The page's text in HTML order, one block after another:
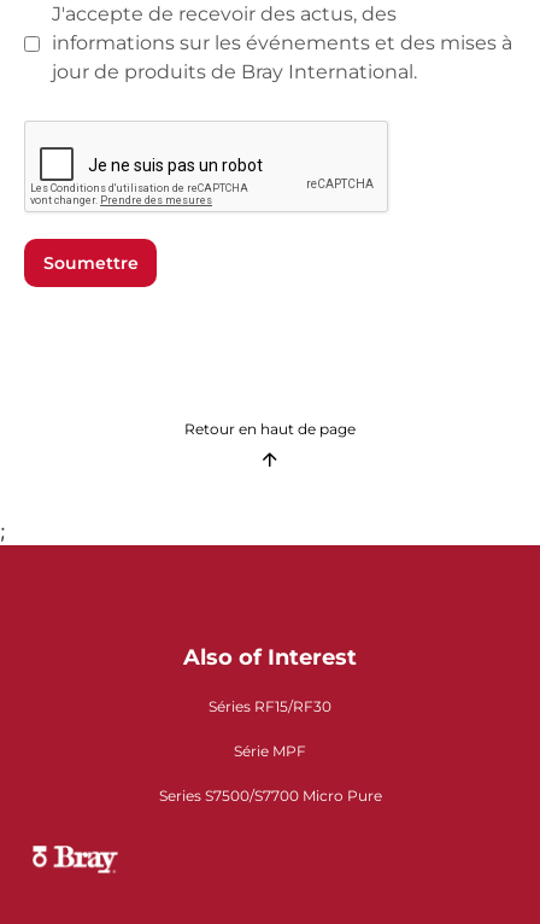
J'accepte de recevoir des actus, des
informations sur les événements et des mises à
jour de produits de Bray International.
Soumettre
Retour en haut de page
;
Also of Interest
Séries RF15/RF30
Série MPF
Series S7500/S7700 Micro Pure